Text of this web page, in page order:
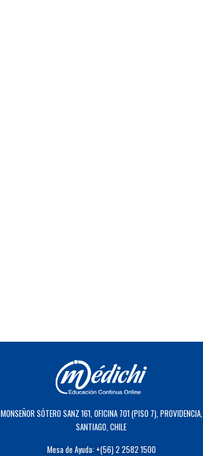
MONSEÑOR SÓTERO SANZ 161, OFICINA 701 (PISO 7), PROVIDENCIA,
SANTIAGO, CHILE
Mesa de Ayuda: +(56) 2 2582 1500